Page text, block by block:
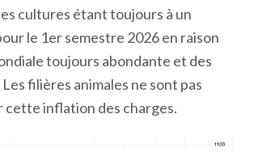
cultures étant toujours à un
le 1ersemestre 2026 en raison
toujours abondante et des
filières animales ne sont pas
cette inflation des charges.